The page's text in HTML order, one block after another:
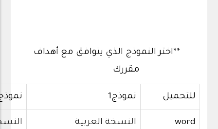
**اختر النموذج الذي يتوافق مع أهداف
مقررك
للتحميل نموذج1
word النسخة العربية